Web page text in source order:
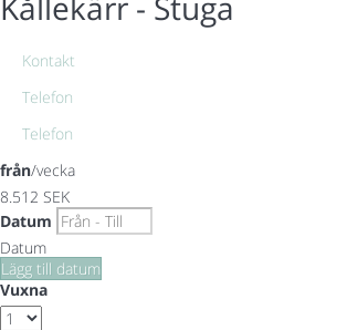
Kontakt
Telefon
Telefon
från/vecka
8.512 SEK
Datum
Datum
Lägg till datum
Vuxna